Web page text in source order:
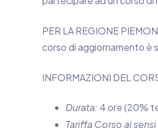
PER LA REGIONE
corso di aggiornamento è
INFORMAZIONI DEL
Durata: 4 ore (20%
Tariffa Corso ai